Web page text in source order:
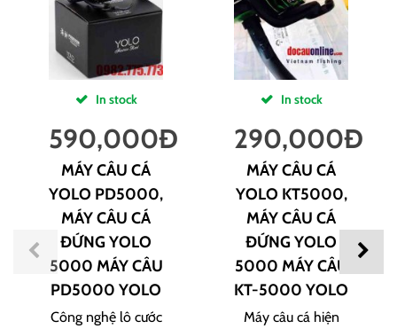
In stock
590,000Đ
MÁY CÂU CÁ
YOLO PD5000,
MÁY CÂU CÁ
ĐỨNG YOLO
5000 MÁY CÂU
PD5000 YOLO
Công nghệ lô cước
In stock
290,000Đ
MÁY CÂU CÁ
YOLO KT5000,
MÁY CÂU CÁ
ĐỨNG YOLO
5000 MÁY CÂU
KT-5000 YOLO
Máy câu cá hiện